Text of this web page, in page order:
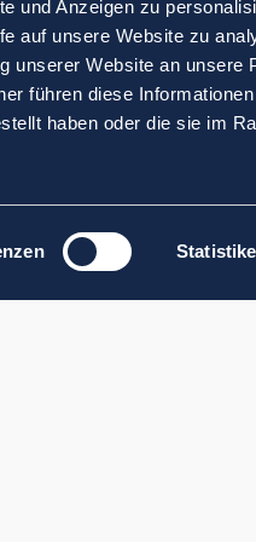
und Anzeigen zu
auf unsere Website zu
unserer Website an unsere
führen diese
haben oder die sie im